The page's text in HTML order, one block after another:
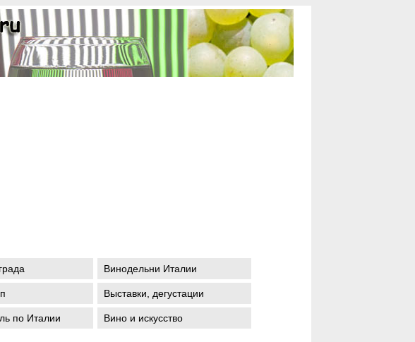
Винодельни Италии
Выставки, дегустации
по Италии Вино и искусство